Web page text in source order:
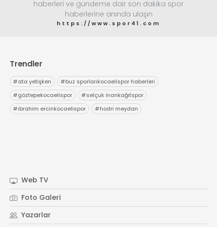
haberleri ve gündeme dair son dakika spor
haberlerine anında ulaşın
https://www.spor41.com
Trendler
#ata yetişken #buz sporlarıkocaelispor haberleri
#göztepekocaelispor #selçuk inankağıtspor
#ibrahim ercinkocaelispor #hodri meydan
Web TV
Foto Galeri
Yazarlar